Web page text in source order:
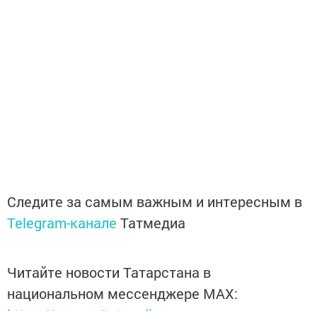
Следите за самым важным и интересным в
Telegram-канале Татмедиа
Читайте новости Татарстана в
национальном мессенджере MАХ: